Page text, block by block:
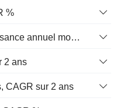
%
Dépôts totaux, taux de croissance annuel moyen sur 2 ans %.
2 ans
CAGR sur 2 ans